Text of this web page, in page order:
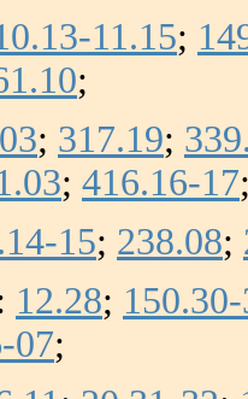
11.15;
;
; 317.19;
; 416.16-17
15; 238.08;
12.28;
07;